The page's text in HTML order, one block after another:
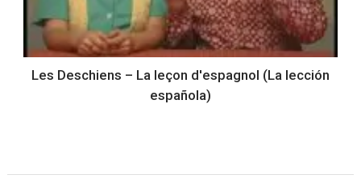
Les Deschiens – La leçon d'espagnol (La lección
española)